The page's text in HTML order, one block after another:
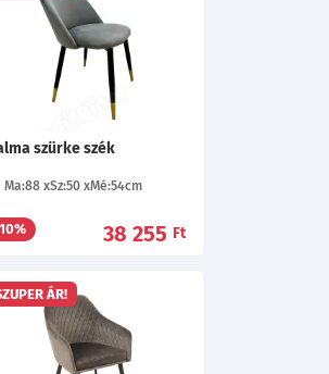
szürke szék
Ma:88 Sz:50 Mé:54cm
38 255 Ft
ÁR!